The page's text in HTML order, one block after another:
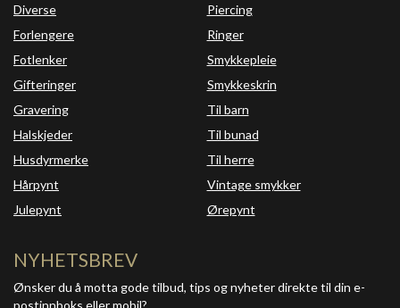
Diverse
Forlengere
Fotlenker
Gifteringer
Gravering
Halskjeder
Husdyrmerke
Hårpynt
Julepynt
Piercing
Ringer
Smykkepleie
Smykkeskrin
Til barn
Til bunad
Til herre
Vintage smykker
Ørepynt
NYHETSBREV
Ønsker du å motta gode tilbud, tips og nyheter direkte til din e-
postinnboks eller mobil?